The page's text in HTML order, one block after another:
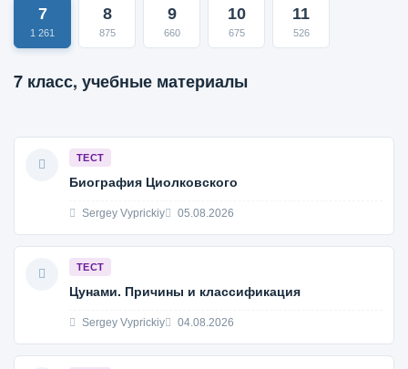
7
1 261
8
875
9
660
10
675
11
526
7 класс, учебные материалы
ТЕСТ
Биография Циолковского
Sergey Vyprickiy 05.08.2026
ТЕСТ
Цунами. Причины и классификация
Sergey Vyprickiy 04.08.2026